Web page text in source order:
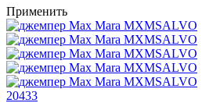
Применить
20433